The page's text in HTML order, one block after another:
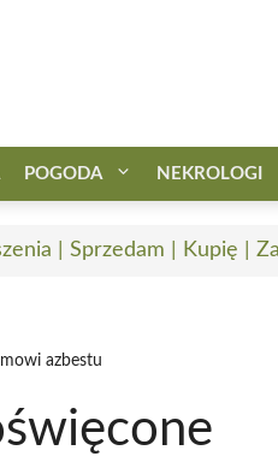
POGODA NEKROLOGI
| Sprzedam | Kupię |
azbestu